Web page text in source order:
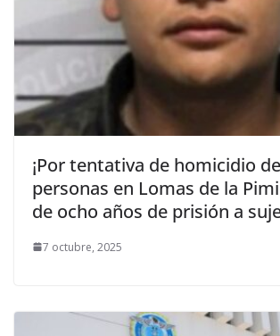
¡Por tentativa de homicidio
personas en Lomas de la
de ocho años de prisión a
7 octubre, 2025